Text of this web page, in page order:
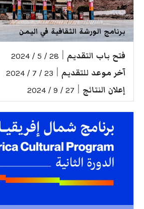
برنامج الورشة الثقافية في اليمن
فتح باب التقديم 28 / 5 / 2024
آخر موعد للتقديم 23 / 7 / 2024
إعلان النتائج 27 / 9 / 2024